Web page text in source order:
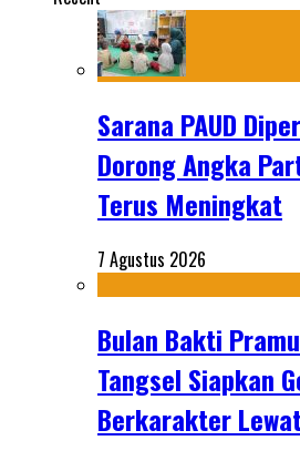
Sarana PAUD
Dorong Angka
Terus Meningkat
7 Agustus 2026
Bulan Bakti
Tangsel Siapkan
Berkarakter